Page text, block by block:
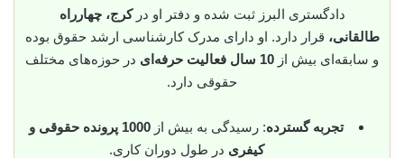
دادگستری البرز ثبت شده و دفتر او درکرج، چهارراه
طالقانی، قرار دارد. او دارای مدرک کارشناسی ارشد حقوق بوده
و سابقه‌ای بیش از 10 سال فعالیت حرفه‌ای
در حوزه‌های مختلف
حقوقی دارد.
تجربه گسترده: رسیدگی به بیش از
1000 پرونده حقوقی و
کیفری در طول دوران کاری.